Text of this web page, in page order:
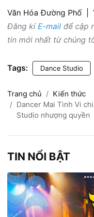
Văn Hóa Đường Phố
Đăng kíE-mail để cập
tin mới nhất từ chúng
Tags: Dance Studio
Trang chủ
Kiến thức
Dancer Mai Tinh Vi
Studio nhượng quyền
TIN NỔI BẬT